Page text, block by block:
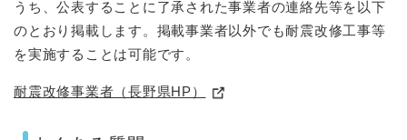
うち、公表することに了承された事業者の連絡先等を以下
のとおり掲載します。掲載事業者以外でも耐震改修工事等
を実施することは可能です。
耐震改修事業者（長野県HP）